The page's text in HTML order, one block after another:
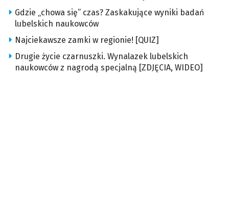
Gdzie „chowa się” czas? Zaskakujące wyniki badań
lubelskich naukowców
Najciekawsze zamki w regionie! [QUIZ]
Drugie życie czarnuszki. Wynalazek lubelskich
naukowców z nagrodą specjalną [ZDJĘCIA, WIDEO]